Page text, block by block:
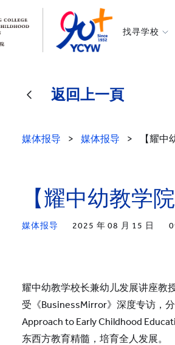
找寻学校
返回上一頁
媒体报导 > 媒体报导 > 【耀
【耀中幼教学
媒体报导 2025 年 08 月 15 日
耀中幼教学校长兼幼儿发展讲座教
受《BusinessMirror》深度专访，
Approach to Early Childhood
东西方教育精髓，培育全人发展。